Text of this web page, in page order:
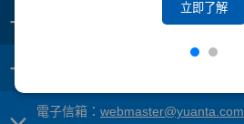
立即了解
+
+
電子信箱： webmaster@yuanta.com